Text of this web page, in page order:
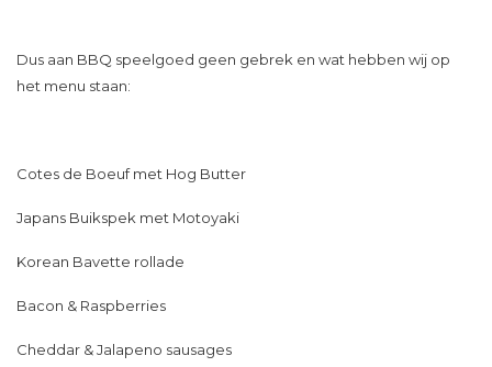
Dus aan BBQ speelgoed geen gebrek en wat hebben wij op
het menu staan:
Cotes de Boeuf met Hog Butter
Japans Buikspek met Motoyaki
Korean Bavette rollade
Bacon & Raspberries
Cheddar & Jalapeno sausages